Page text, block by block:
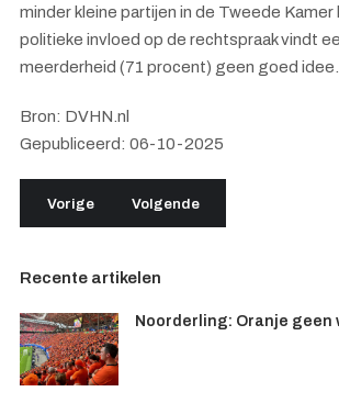
minder kleine partijen in de Tweede Kamer
politieke invloed op de rechtspraak vindt
meerderheid (71 procent) geen goed idee.
Bron: DVHN.nl
Gepubliceerd: 06-10-2025
Vorig artikel: Bijna helft van raadsleden
Vorige Volgende artikel: Noorden
Volgende
Recente artikelen
Noorderling: Oranje geen